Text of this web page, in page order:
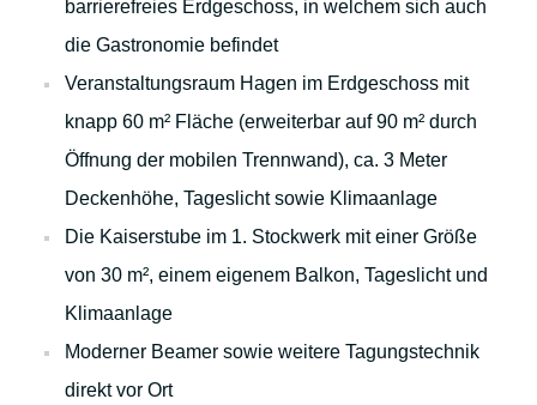
Aachen
Die Eifel
Zur Vorweihnachtszeit
barrierefreies Erdgeschoss, in welchem sich auch
die Gastronomie befindet
Veranstaltungsraum Hagen im Erdgeschoss mit
knapp 60 m² Fläche (erweiterbar auf 90 m² durch
Öffnung der mobilen Trennwand), ca. 3 Meter
Deckenhöhe, Tageslicht sowie Klimaanlage
Die Kaiserstube im 1. Stockwerk mit einer Größe
von 30 m², einem eigenem Balkon, Tageslicht und
Klimaanlage
Moderner Beamer sowie weitere Tagungstechnik
direkt vor Ort